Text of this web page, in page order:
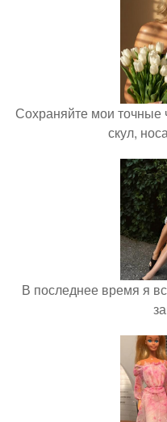
Сохраняйте мои
скул,
В последнее время я